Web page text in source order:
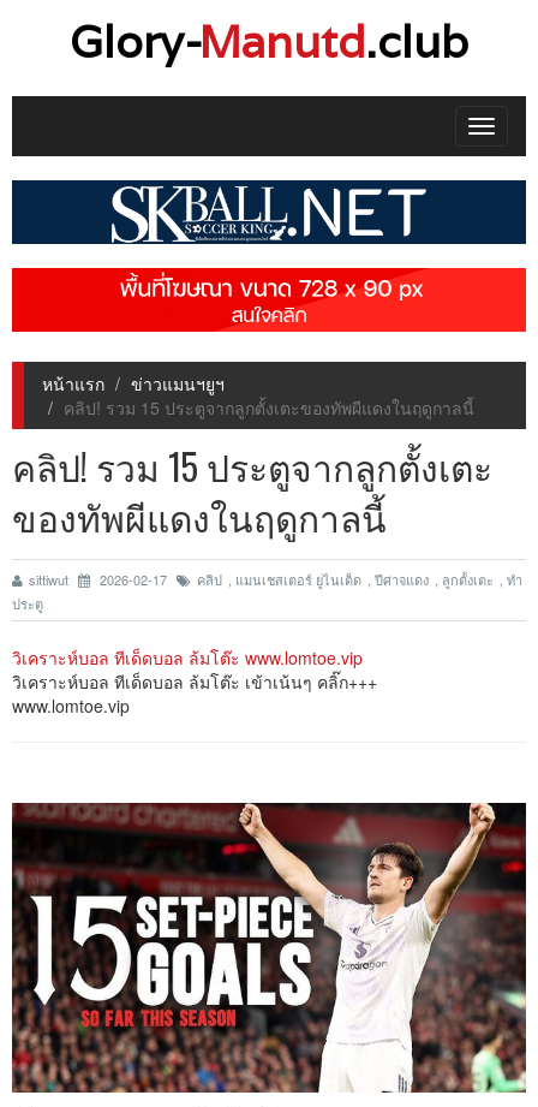
Glory-Manutd.club
Toggle
หน้าแรก
ข่าวแมนฯยูฯ
คลิป! รวม 15 ประตูจากลูกตั้งเตะของทัพผีแดงในฤดูกาลนี้
คลิป! รวม 15 ประตูจากลูกตั้งเตะ
ของทัพผีแดงในฤดูกาลนี้
sittiwut 2026-02-17 คลิป แมนเชสเตอร์ ยูไนเต็ด ปีศาจแดง ลูกตั้งเตะ
ทำ
ประตู
วิเคราะห์บอล ทีเด็ดบอล ล้มโต๊ะ www.lomtoe.vip
วิเคราะห์บอล ทีเด็ดบอล ล้มโต๊ะ เข้าเน้นๆ คลิ๊ก+++
www.lomtoe.vip